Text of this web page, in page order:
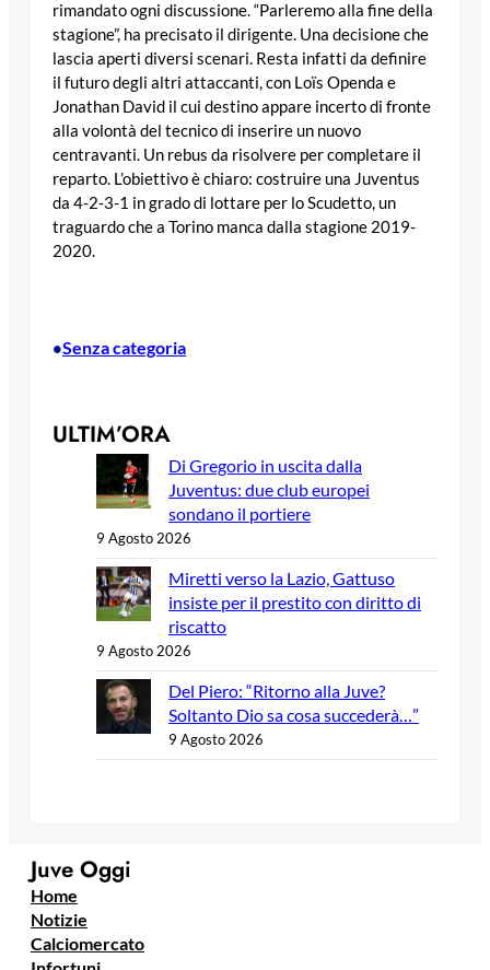
rimandato ogni discussione. “Parleremo alla fine della
stagione”, ha precisato il dirigente. Una decisione che
lascia aperti diversi scenari. Resta infatti da definire
il futuro degli altri attaccanti, con Loïs Openda e
Jonathan David il cui destino appare incerto di fronte
alla volontà del tecnico di inserire un nuovo
centravanti. Un rebus da risolvere per completare il
reparto. L’obiettivo è chiaro: costruire una Juventus
da 4-2-3-1 in grado di lottare per lo Scudetto, un
traguardo che a Torino manca dalla stagione 2019-
2020.
•Senza categoria
ULTIM’ORA
Di Gregorio in uscita dalla
Juventus: due club europei
sondano il portiere
9 Agosto 2026
Miretti verso la Lazio, Gattuso
insiste per il prestito con diritto di
riscatto
9 Agosto 2026
Del Piero: “Ritorno alla Juve?
Soltanto Dio sa cosa succederà…”
9 Agosto 2026
Juve Oggi
Home
Notizie
Calciomercato